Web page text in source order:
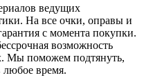
ведущих
На все очки, оправы и
с момента покупки.
возможность
Мы поможем подтянуть,
любое время.